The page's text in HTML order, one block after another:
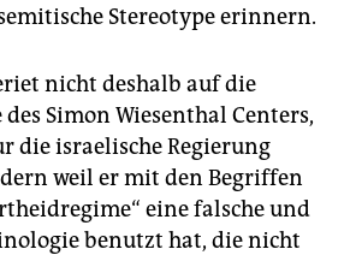
Stereotype erinnern.
nicht deshalb auf die
Simon Wiesenthal Centers,
die israelische Regierung
weil er mit den Begriffen
eine falsche und
benutzt hat, die nicht